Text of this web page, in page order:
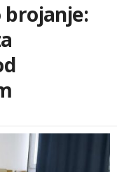
brojanje: